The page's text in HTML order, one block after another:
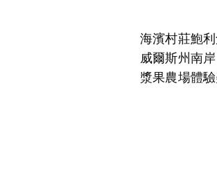
海濱村莊鮑
威爾斯州南
漿果農場體驗